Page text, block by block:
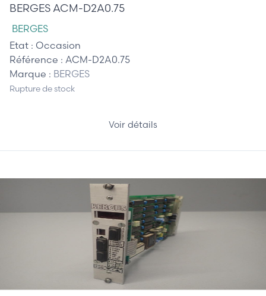
BERGES ACM-D2A0.75
BERGES
Etat : Occasion
Référence : ACM-D2A0.75
Marque : BERGES
Rupture de stock
Voir détails